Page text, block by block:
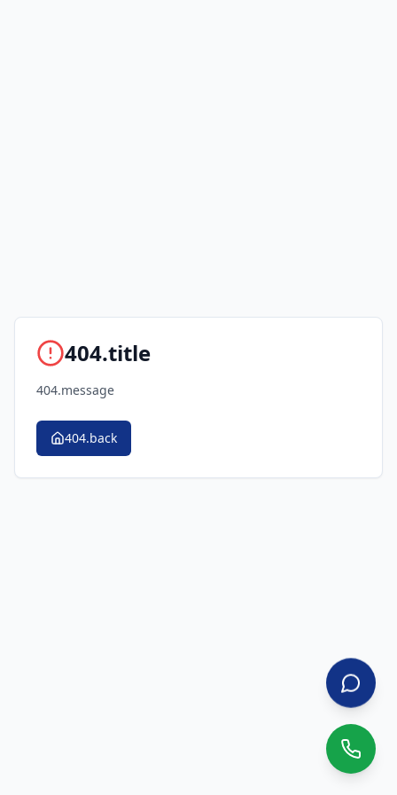
404.title
404.message
404.back